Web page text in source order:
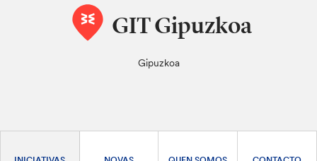
GIT Gipuzkoa
Gipuzkoa